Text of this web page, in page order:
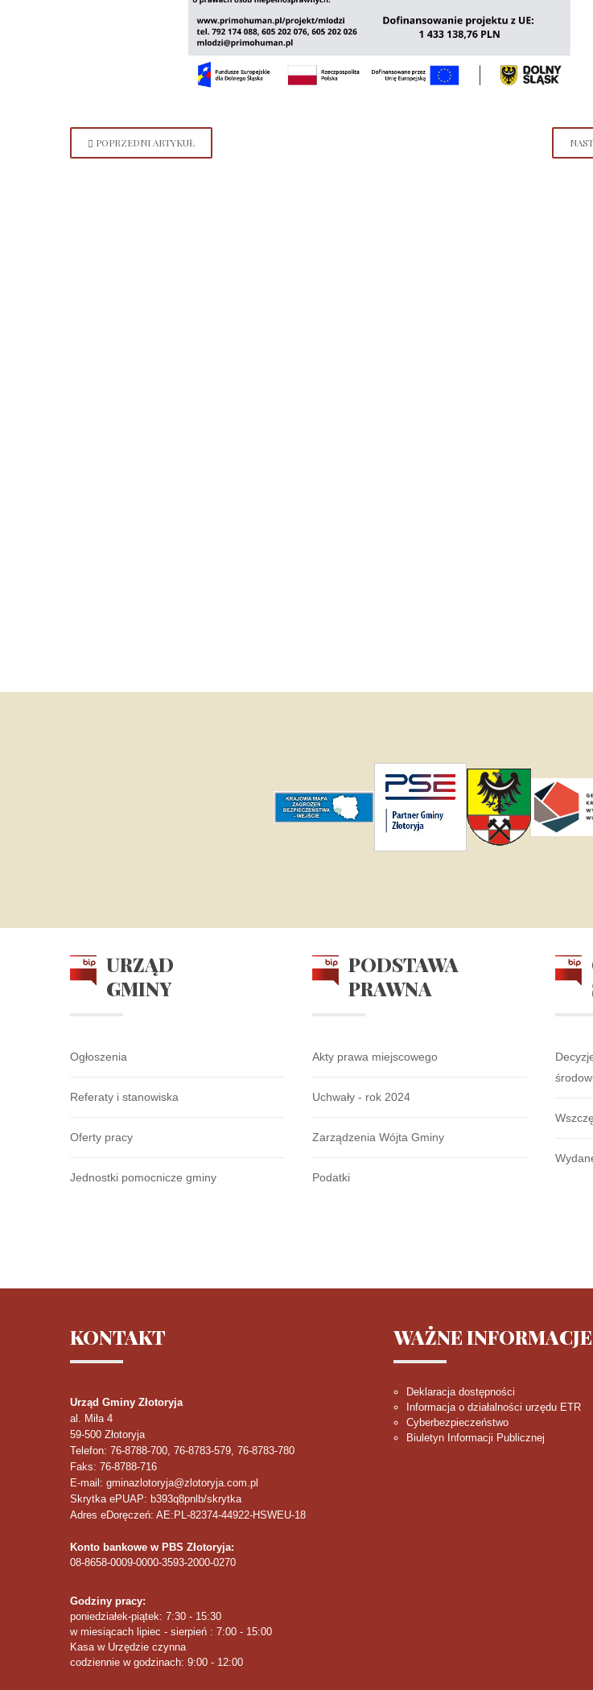
POPRZEDNI ARTYKUŁ
URZĄD
GMINY
Ogłoszenia
Referaty i stanowiska
Oferty pracy
Jednostki pomocnicze gminy
PODSTAWA
PRAWNA
Akty prawa miejscowego
Uchwały - rok 2024
Zarządzenia Wójta Gminy
Podatki
KONTAKT
Urząd Gminy Złotoryja
al. Miła 4
59-500 Złotoryja
Telefon: 76-8788-700, 76-8783-579, 76-8783-780
Faks: 76-8788-716
E-mail: gminazlotoryja@zlotoryja.com.pl
Skrytka ePUAP: b393q8pnlb/skrytka
Adres eDoręczeń: AE:PL-82374-44922-HSWEU-18
Konto bankowe w PBS Złotoryja:
08-8658-0009-0000-3593-2000-0270
Godziny pracy:
poniedziałek-piątek: 7:30 - 15:30
w miesiącach lipiec - sierpień : 7:00 - 15:00
Kasa w Urzędzie czynna
codziennie w godzinach: 9:00 - 12:00
WAŻNEINFORMACJE
Deklaracja dostępności
Informacja o działalności urzędu ETR
Cyberbezpieczeństwo
Biuletyn Informacji Publicznej